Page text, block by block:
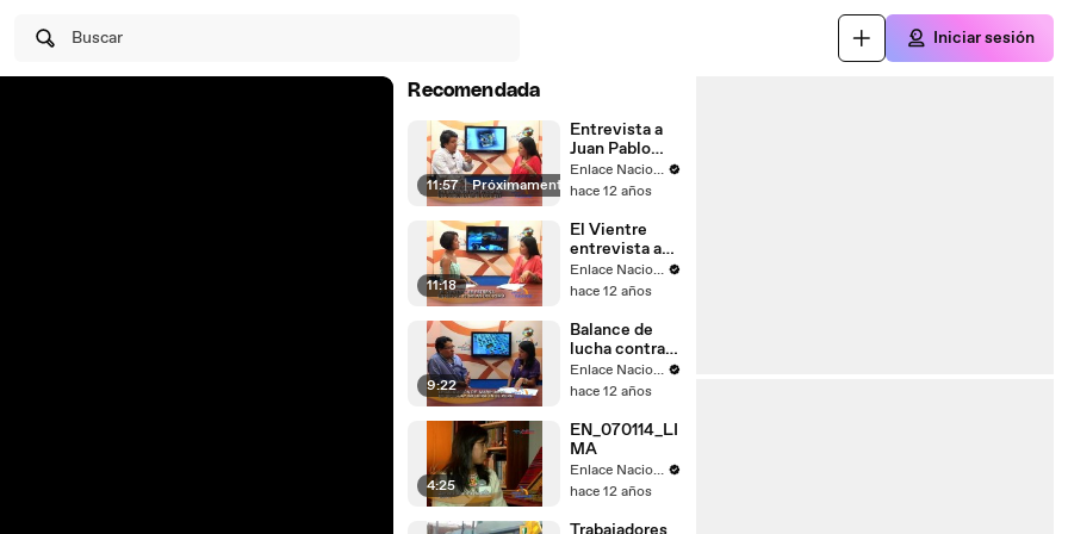
Buscar Iniciar sesión
Recomendada
11:57 | Próximamente
Entrevista a
Juan Pablo
Saaverda
FEDEPAZ
Enlace Nacional
hace 12 años
11:18
El Vientre
entrevista a
Mayella
Lloclla
Enlace Nacional
hace 12 años
9:22
Balance de
lucha contra
el
narcotrafico
Enlace Nacional
hace 12 años
4:25
EN_070114_LI
MA
Enlace Nacional
hace 12 años